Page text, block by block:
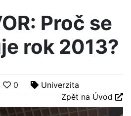
Proč se
rok 2013?
0
Univerzita
Zpět na Úvod